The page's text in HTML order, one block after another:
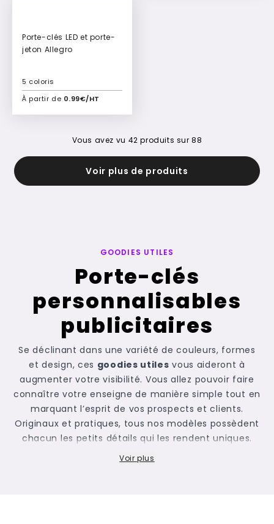
Porte-clés LED et porte-
jeton Allegro
À partir de 0.99€/HT
5 coloris
Ajouter à mon devis
Vous avez vu 42 produits sur88
Voir plus de produits
GOODIES UTILES
Porte-clés
personnalisables
publicitaires
Se déclinant dans une variété de couleurs, formes
et design, ces goodies utiles vous aideront à
augmenter votre visibilité. Vous allez pouvoir faire
connaître votre enseigne de manière simple tout en
marquant l’esprit de vos prospects et clients.
Originaux et pratiques, tous nos modèles possèdent
chacun les petits détails qui les rendent uniques.
Certains articles, par exemple, disposent d’une
Voir plus